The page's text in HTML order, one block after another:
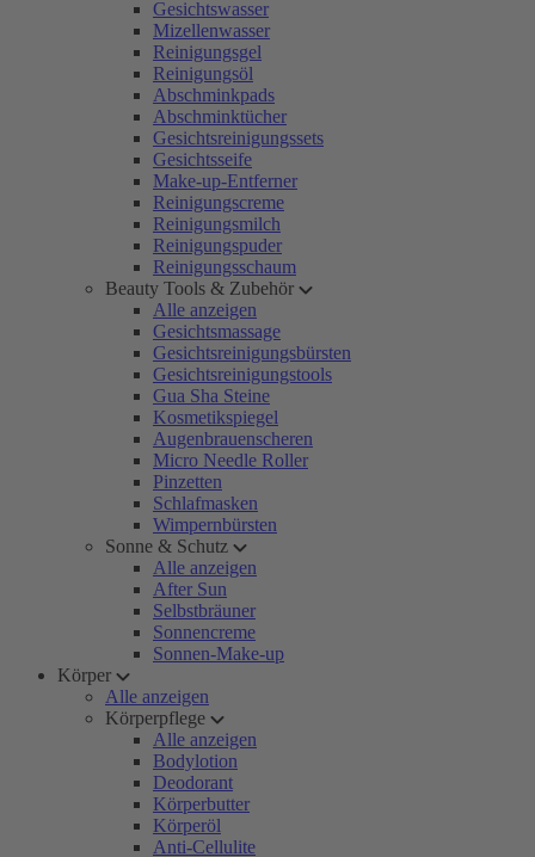
Gesichtswasser
Mizellenwasser
Reinigungsgel
Reinigungsöl
Abschminkpads
Abschminktücher
Gesichtsreinigungssets
Gesichtsseife
Make-up-Entferner
Reinigungscreme
Reinigungsmilch
Reinigungspuder
Reinigungsschaum
Beauty Tools & Zubehör
Alle anzeigen
Gesichtsmassage
Gesichtsreinigungsbürsten
Gesichtsreinigungstools
Gua Sha Steine
Kosmetikspiegel
Augenbrauenscheren
Micro Needle Roller
Pinzetten
Schlafmasken
Wimpernbürsten
Sonne & Schutz
Alle anzeigen
After Sun
Selbstbräuner
Sonnencreme
Sonnen-Make-up
Körper
Alle anzeigen
Körperpflege
Alle anzeigen
Bodylotion
Deodorant
Körperbutter
Körperöl
Anti-Cellulite